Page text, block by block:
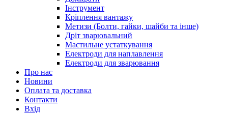
Інструмент
Кріплення вантажу
Метизи (Болти, гайки, шайби та інше)
Дріт зварювальний
Мастильне устаткування
Електроди для наплавлення
Електроди для зварювання
Про нас
Новини
Оплата та доставка
Контакти
Вхiд